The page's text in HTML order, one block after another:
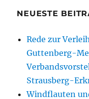
NEUESTE
Rede zur
Guttenberg-
Strausberg-
Windflauten